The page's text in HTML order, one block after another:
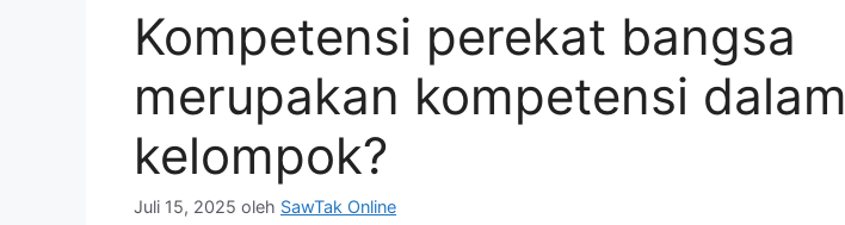
Kompetensi perekat bangsa
merupakan kompetensi dalam
kelompok?
Juli 15, 2025 oleh SawTak Online